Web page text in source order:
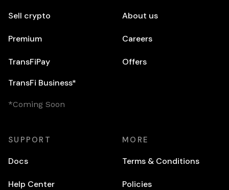
Sell crypto
Premium
TransFiPay
TransFi Business*
*Coming Soon
About us
Careers
Offers
SUPPORT
Docs
Help Center
MORE
Terms & Conditions
Policies